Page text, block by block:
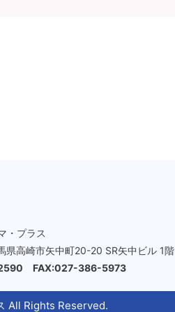
・プラス
県高崎市矢中町20-20 SR矢中ビル 1階
FAX:027-386-5973
All Rights Reserved.